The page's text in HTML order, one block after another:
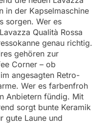
in der Kapselmaschine
sorgen. Wer es
Qualità Rossa
genau richtig.
gehören zur
Corner – ob
angesagten Retro-
Wer es farbenfroh
Anbietern fündig. Mit
sorgt bunte Keramik
gute Laune und